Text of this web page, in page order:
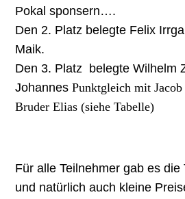
Pokal sponsern….
Den 2. Platz belegte Felix
Maik.
Den 3. Platz belegte Wilhelm
JohannesPunktgleich mit
Bruder Elias (siehe Tabelle)
Für alle Teilnehmer gab es die
und natürlich auch kleine